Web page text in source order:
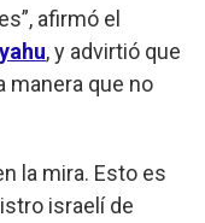
afirmó el
, y advirtió que
manera que no
la mira. Esto es
israelí de